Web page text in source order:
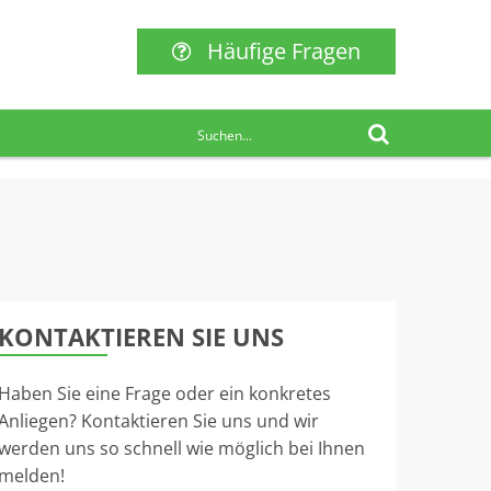
Häufige Fragen
KONTAKTIEREN SIE UNS
Haben Sie eine Frage oder ein konkretes
Kontaktieren Sie uns und wir
uns so schnell wie möglich bei Ihnen
melden!